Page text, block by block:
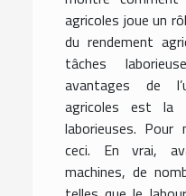
agricoles joue un
du rendement
tâches
avantages de
agricoles est la
laborieuses. Pour
ceci. En vrai,
machines, de